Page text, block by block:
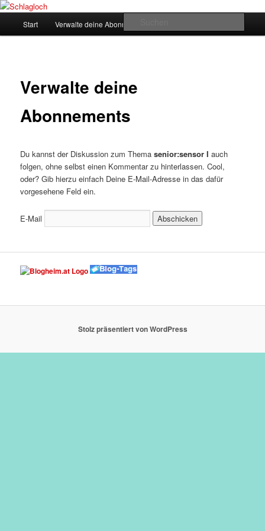
Zum supersberger taggedanken
Start Verwalte deine Abonnements
Verwalte deine
Abonnements
Du kannst der Diskussion zum Themasenior:sensor I auch
folgen, ohne selbst einen Kommentar zu hinterlassen. Cool,
oder? Gib hierzu einfach Deine E-Mail-Adresse in das dafür
vorgesehene Feld ein.
E-Mail
Stolz präsentiert von WordPress